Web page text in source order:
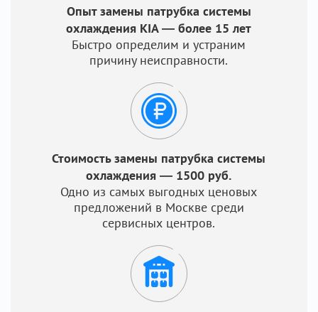
Опыт замены патрубка системы
охлаждения KIA — более 15 лет
Быстро определим и устраним
причину неисправности.
Стоимость замены патрубка системы
охлаждения — 1500 руб.
Одно из самых выгодных ценовых
предложений в Москве среди
сервисных центров.